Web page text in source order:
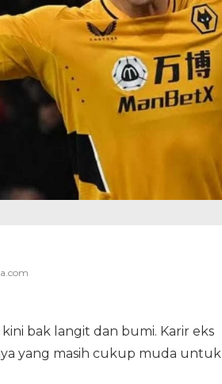
kini bak langit dan bumi. Karir eks
yang masih cukup muda untuk